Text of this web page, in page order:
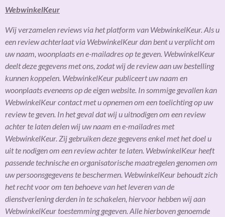
WebwinkelKeur
Wij verzamelen reviews via het platform van WebwinkelKeur. Als u
een review achterlaat via WebwinkelKeur dan bent u verplicht om
uw naam, woonplaats en e-mailadres op te geven. WebwinkelKeur
deelt deze gegevens met ons, zodat wij de review aan uw bestelling
kunnen koppelen. WebwinkelKeur publiceert uw naam en
woonplaats eveneens op de eigen website. In sommige gevallen kan
WebwinkelKeur contact met u opnemen om een toelichting op uw
review te geven. In het geval dat wij u uitnodigen om een review
achter te laten delen wij uw naam en e-mailadres met
WebwinkelKeur. Zij gebruiken deze gegevens enkel met het doel u
uit te nodigen om een review achter te laten. WebwinkelKeur heeft
passende technische en organisatorische maatregelen genomen om
uw persoonsgegevens te beschermen. WebwinkelKeur behoudt zich
het recht voor om ten behoeve van het leveren van de
dienstverlening derden in te schakelen, hiervoor hebben wij aan
WebwinkelKeur toestemming gegeven. Alle hierboven genoemde